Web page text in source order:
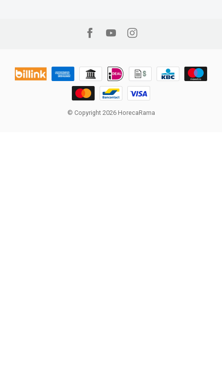
© Copyright 2026 HorecaRama